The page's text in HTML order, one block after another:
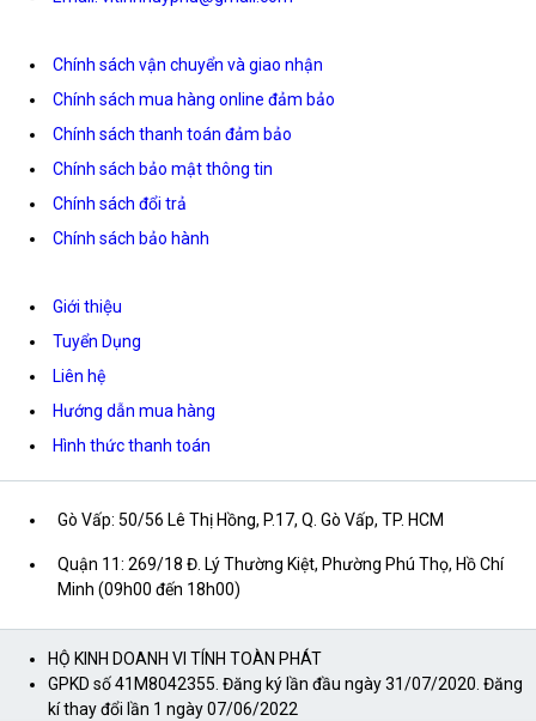
Chính sách vận chuyển và giao nhận
Chính sách mua hàng online đảm bảo
Chính sách thanh toán đảm bảo
Chính sách bảo mật thông tin
Chính sách đổi trả
Chính sách bảo hành
Giới thiệu
Tuyển Dụng
Liên hệ
Hướng dẫn mua hàng
Hình thức thanh toán
Gò Vấp: 50/56 Lê Thị Hồng, P.17, Q. Gò Vấp, TP. HCM
Quận 11: 269/18 Đ. Lý Thường Kiệt, Phường Phú Thọ, Hồ Chí
Minh (09h00 đến 18h00)
HỘ KINH DOANH VI TÍNH TOÀN PHÁT
GPKD số 41M8042355. Đăng ký lần đầu ngày 31/07/2020. Đăng
kí thay đổi lần 1 ngày 07/06/2022